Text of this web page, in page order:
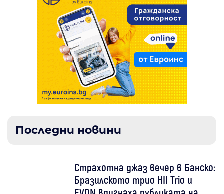
Последни новини
Страхотна джаз вечер в Банско:
Бразилското трио HII Trio и